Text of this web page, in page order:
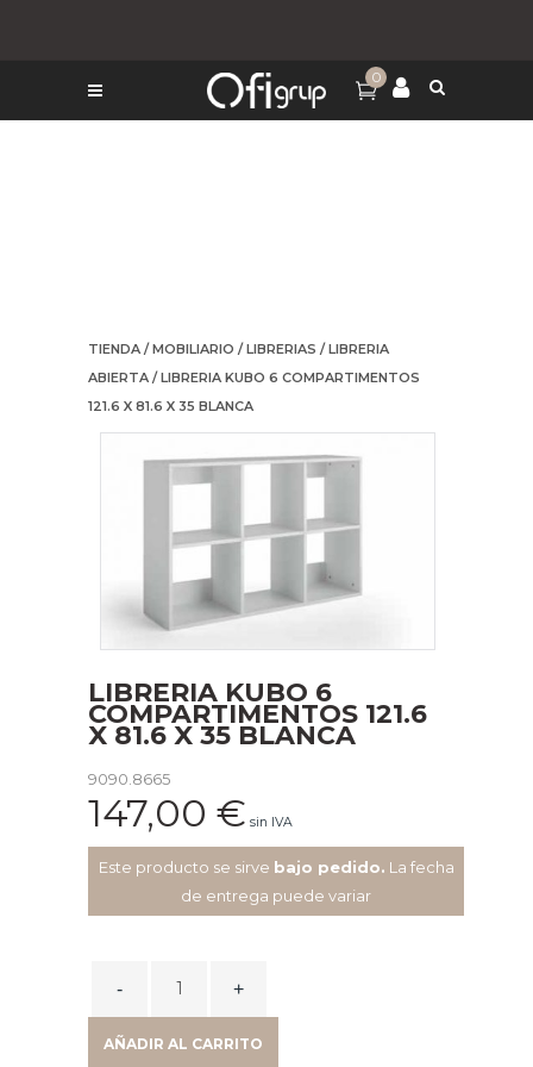
0
TIENDA /MOBILIARIO /LIBRERIAS /LIBRERIA
ABIERTA / LIBRERIA KUBO 6 COMPARTIMENTOS
121.6 X 81.6 X 35 BLANCA
LIBRERIA KUBO 6
COMPARTIMENTOS 121.6
X 81.6 X 35 BLANCA
9090.8665
147,00 € sin IVA
Este producto se sirve bajo pedido. La fecha
de entrega puede variar
AÑADIR AL CARRITO